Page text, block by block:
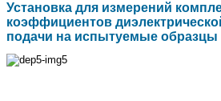
Установка для измерений
коэффициентов
подачи на испытуемые образцы